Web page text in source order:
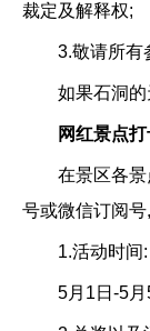
裁定及解释权;
3.敬请所有
如果石洞
网红景点
在景区各
号或微信订阅号
1.活动时间:
5月1日-5月